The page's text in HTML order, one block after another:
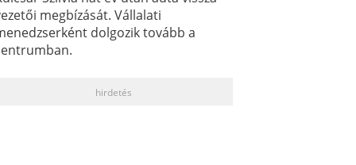
megbízását. Vállalati
dolgozik tovább a
hirdetés